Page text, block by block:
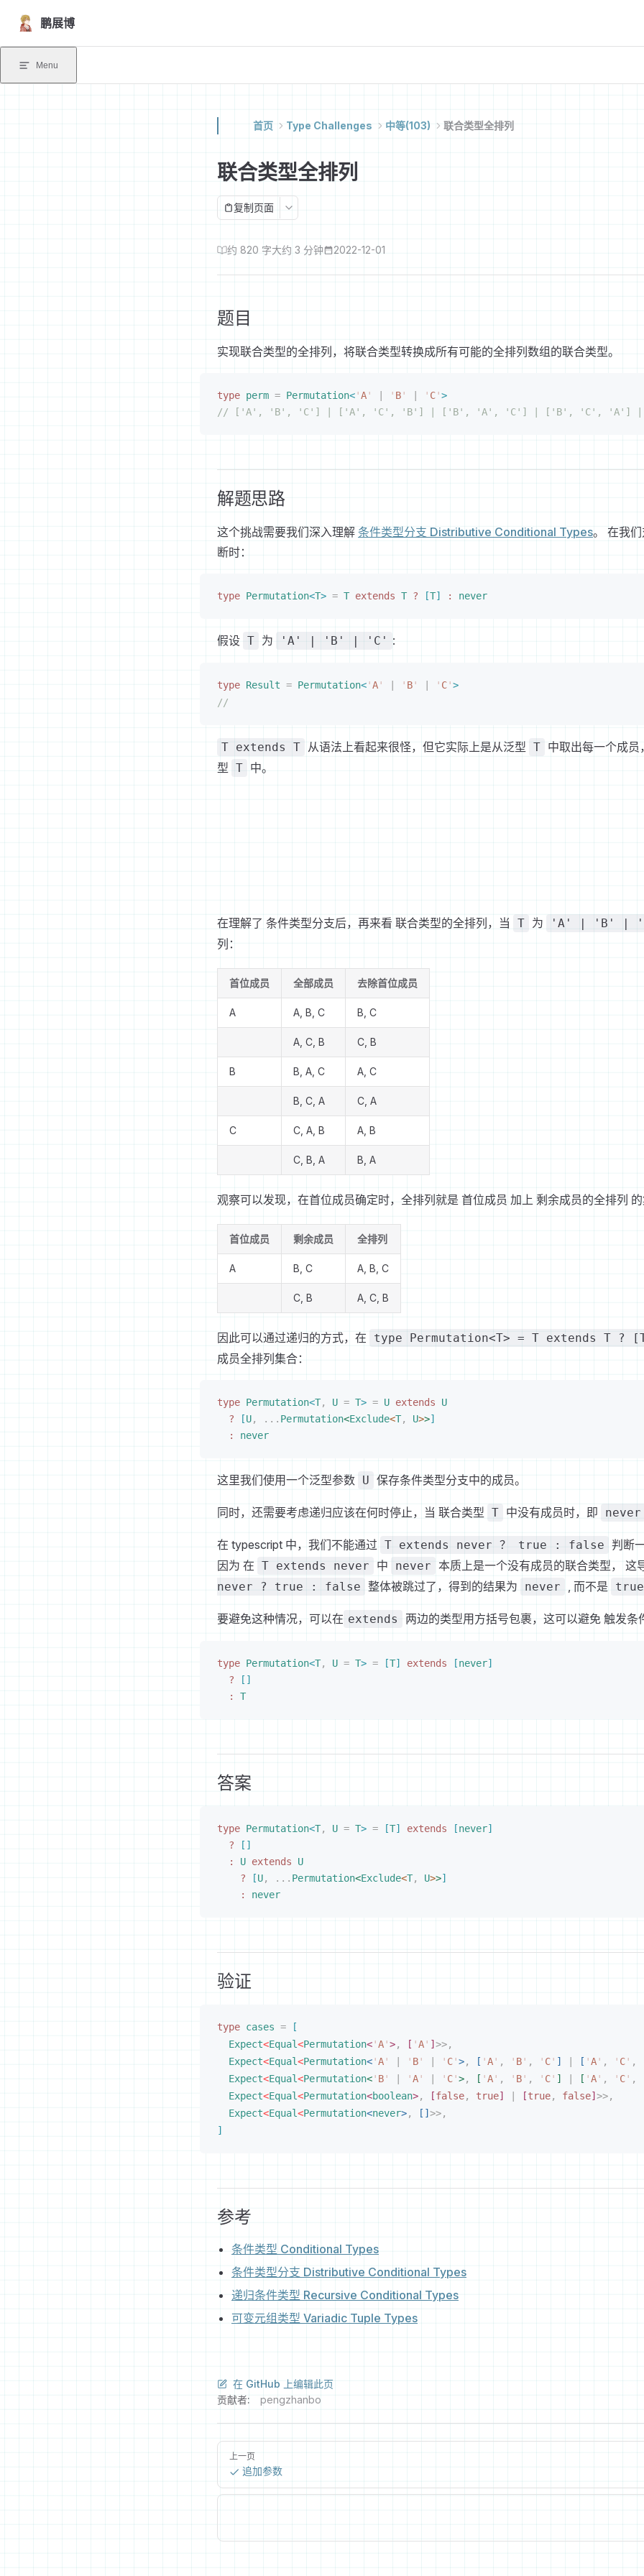
Skip to content
鹏展博
Menu
首页 Type Challenges 中等(103) 联合类型全排列
联合类型全排列
复制页面
约 820 字大约 3 分钟 2022-12-01
题目
实现联合类型的全排列，将联合类型转换成所有可能的全排列数组的联合类型。
type perm = Permutation<'A' ' B' ' C'>
// ['A', 'B', 'C'] | ['A', 'C', 'B'] | ['B', 'A', 'C'] | ['B', 'C', 'A']
解题思路
这个挑战需要我们深入理解 条件类型分支 Distributive Conditional Types。 在我
断时：
type Permutation<T> = T extends T ? [T] : never
假设 T 为 'A' | 'B' | 'C' :
type Result = Permutation<'A' ' B' ' C'>
//
T extends T 从语法上看起来很怪，但它实际上是从泛型 T 中取出每一个成
型 T 中。
在理解了 条件类型分支后，再来看 联合类型的全排列，当 T 为 'A' | 'B' |
列：
首位成员 全部成员 去除首位成员
A A, B, C B, C
A, C, B C, B
B B, A, C A, C
B, C, A C, A
C C, A, B A, B
C, B, A B, A
观察可以发现，在首位成员确定时，全排列就是 首位成员 加上 剩余成员的全排列
首位成员 剩余成员 全排列
A B, C A, B, C
C, B A, C, B
因此可以通过递归的方式，在 type Permutation<T> = T extends T ?
成员全排列集合：
type Permutation<T, U = T> = U extends U
?
[U, ... Permutation<Exclude<T, U>>]
:
never
这里我们使用一个泛型参数 U 保存条件类型分支中的成员。
同时，还需要考虑递归应该在何时停止，当 联合类型 T 中没有成员时，即 never
在 typescript 中，我们不能通过 T extends never ？ true : false 判断
因为 在 T extends never 中 never 本质上是一个没有成员的联合类型， 这
never ? true : false 整体被跳过了，得到的结果为 never , 而不是
要避免这种情况，可以在 extends 两边的类型用方括号包裹，这可以避免 触发条
type Permutation<T, U = T> = [T] extends [never]
?
[ ]
:
T
答案
type Permutation<T, U = T> = [T] extends [never]
?
[ ]
:
U extends U
?
[U, ... Permutation<Exclude<T, U>>]
:
never
验证
type cases =
[
Expect<Equal<Permutation<'A'>, [ 'A' ] >>,
Expect<Equal<Permutation<'A' ' B' ' C'>, [ 'A' , ' B' , ' C' ] [ 'A' , ' C' ,
Expect<Equal<Permutation<' B' 'A' ' C'>, [ 'A' , ' B' , ' C' ] [ 'A' , ' C' ,
Expect<Equal<Permutation<boolean>, [false, true] [true, false] >>,
Expect<Equal<Permutation<never>, [ ] >>,
]
参考
条件类型 Conditional Types
条件类型分支 Distributive Conditional Types
递归条件类型 Recursive Conditional Types
可变元组类型 Variadic Tuple Types
在 GitHub 上编辑此页
贡献者:
pengzhanbo
上一页
追加参数